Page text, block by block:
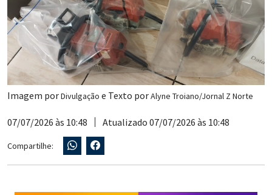
Imagem porDivulgação e Texto porAlyne Troiano/Jornal Z Norte
07/07/2026 às 10:48 Atualizado 07/07/2026 às 10:48
Compartilhe: